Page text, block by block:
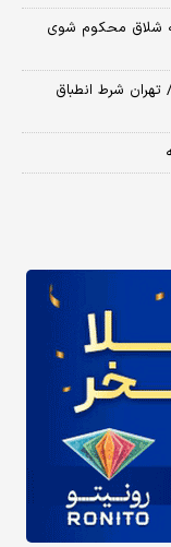
شلاق محکوم شوی
تهران شرط انطباق